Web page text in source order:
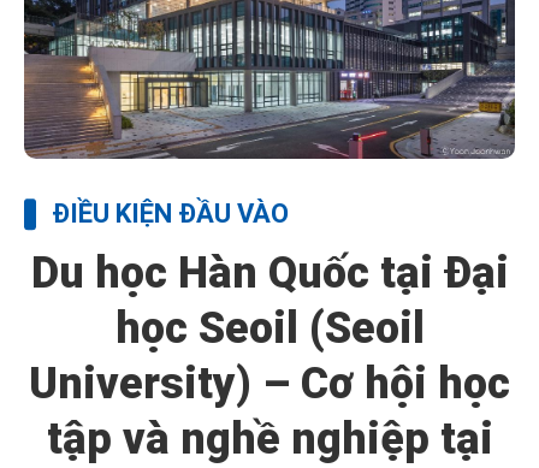
ĐIỀU KIỆN ĐẦU VÀO
Du học Hàn Quốc tại Đại
học Seoil (Seoil
University) – Cơ hội học
tập và nghề nghiệp tại